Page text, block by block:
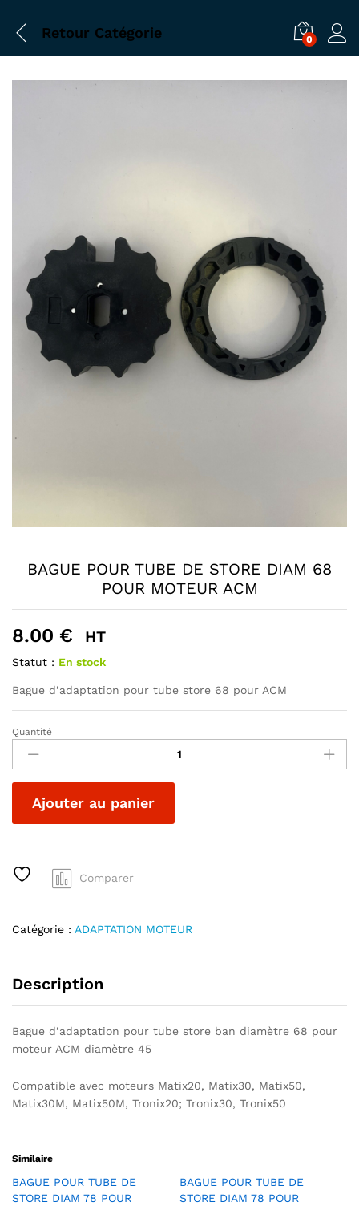
Retour Catégorie 0
BAGUE POUR TUBE DE STORE DIAM 68
POUR MOTEUR ACM
8.00 € HT
Statut : En stock
Bague d’adaptation pour tube store 68 pour ACM
BAGUE
POUR
TUBE
DE
STORE
DIAM
MOTEUR
quantité
Quantité
Ajouter au panier
Comparer
i
Catégorie : ADAPTATION MOTEUR
Description
Bague d’adaptation pour tube store ban diamètre 68 pour
moteur ACM diamètre 45
Compatible avec moteurs Matix20, Matix30, Matix50,
Matix30M, Matix50M, Tronix20; Tronix30, Tronix50
Similaire
BAGUE POUR TUBE DE
STORE DIAM 78 POUR
BAGUE POUR TUBE DE
STORE DIAM 78 POUR